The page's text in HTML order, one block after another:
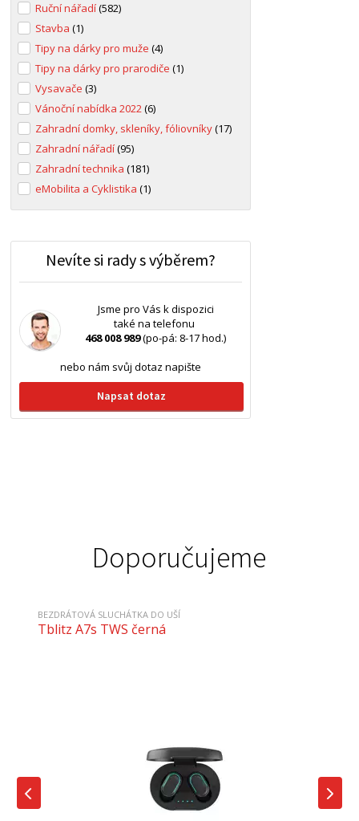
Ruční nářadí(582)
Stavba(1)
Tipy na dárky pro muže(4)
Tipy na dárky pro prarodiče(1)
Vysavače(3)
Vánoční nabídka 2022(6)
Zahradní domky, skleníky, fóliovníky(17)
Zahradní nářadí(95)
Zahradní technika(181)
eMobilita a Cyklistika(1)
Nevíte si rady s výběrem?
Jsme pro Vás k dispozici
také na telefonu
468 008 989(po-pá: 8-17 hod.)
nebo nám svůj dotaz napište
Napsat dotaz
Doporučujeme
BEZDRÁTOVÁ SLUCHÁTKA DO UŠÍ
Tblitz A7s TWS černá